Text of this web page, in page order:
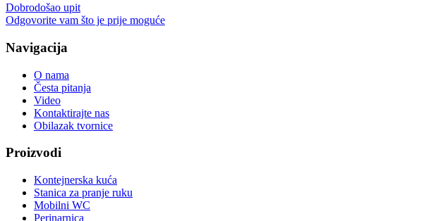
Dobrodošao upit
Odgovorite vam što je prije moguće
Navigacija
O nama
Česta pitanja
Video
Kontaktirajte nas
Obilazak tvornice
Proizvodi
Kontejnerska kuća
Stanica za pranje ruku
Mobilni WC
Perinarnica